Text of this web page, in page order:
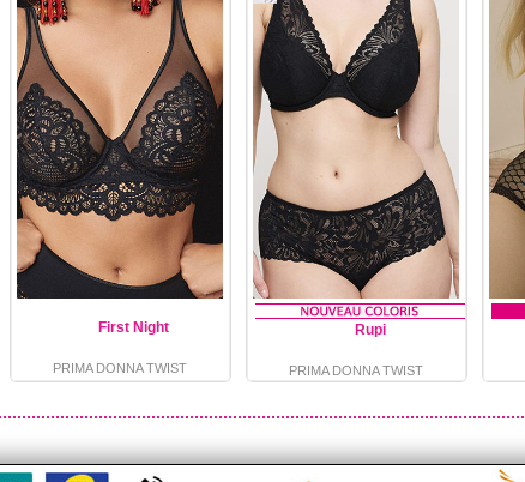
First Night
PRIMA DONNA TWIST
Rupi
PRIMA DONNA TWIST